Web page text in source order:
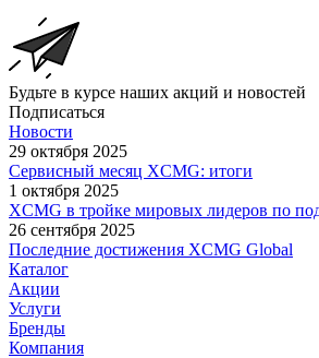
Будьте в курсе наших акций и новостей
Подписаться
Новости
29 октября 2025
Сервисный месяц XCMG: итоги
1 октября 2025
XCMG в тройке мировых лидеров по
26 сентября 2025
Последние достижения XCMG Global
Каталог
Акции
Услуги
Бренды
Компания